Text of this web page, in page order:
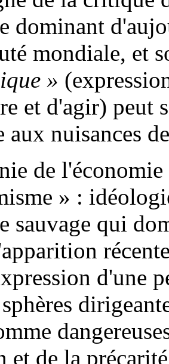
dominant
mondiale, et
»
et d'agir) peut
aux nuisances
de
» :
sauvage qui
d'une
et de la